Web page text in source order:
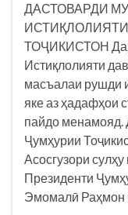
ДАСТОВАРДИ
ТОҶИКИСТОН Дар
Истиқлолияти
масъалаи рушди
яке аз ҳадафҳои
пайдо менамояд.
Ҷумҳурии
Асосгузори
Президенти
Эмомалӣ Раҳмон